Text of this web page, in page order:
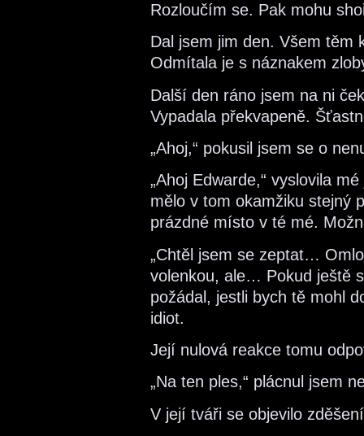
Rozloučím se. Pak mohu
Dal jsem jim den. Všem těm
Odmítala je s náznakem
Další den ráno jsem na ni
Vypadala překvapeně.
„Ahoj,“ pokusil jsem se o
„Ahoj Edwarde,“ vyslovila
mělo v tom okamžiku stejný
prázdné místo v té mé.
„Chtěl jsem se zeptat…
volenkou, ale… Pokud ještě
požádal, jestli bych tě mohl
idiot.
Její nulová reakce tomu
„Na ten ples,“ plácnul jsem
V její tváři se objevilo